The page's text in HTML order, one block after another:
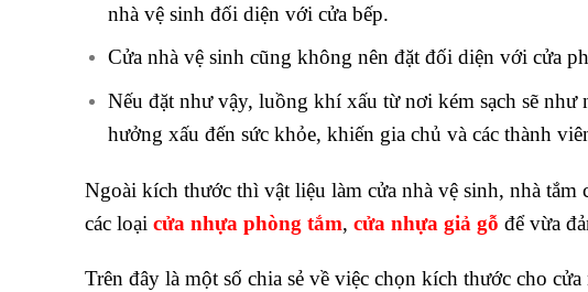
nhà vệ sinh đối diện với cửa bếp.
Cửa nhà vệ sinh cũng không nên đặt đối diện với cửa
Nếu đặt như vậy, luồng khí xấu từ nơi kém sạch sẽ như
hưởng xấu đến sức khỏe, khiến gia chủ và các thành
Ngoài kích thước thì vật liệu làm cửa nhà vệ sinh, nhà tắm
các loại cửa nhựa phòng tắm, cửa nhựa giả gỗ để vừa
Trên đây là một số chia sẻ về việc chọn kích thước cho